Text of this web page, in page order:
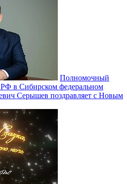
Полномочный
РФ в Сибирском федеральном
Серышев поздравляет с Новым